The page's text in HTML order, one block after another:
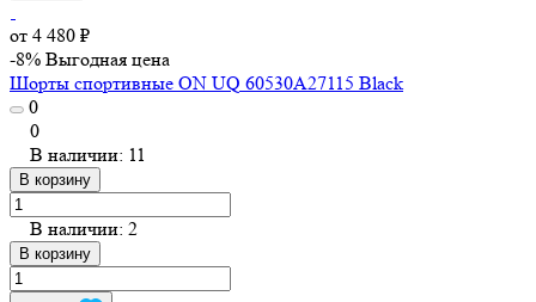
от 4 480 ₽
-8% Выгодная цена
Шорты спортивные ON UQ 60530A27115 Black
0
0
В наличии: 11
В корзину
В наличии: 2
В корзину